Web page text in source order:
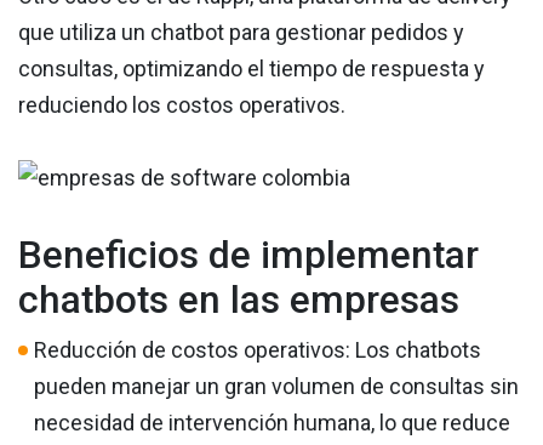
que utiliza un chatbot para gestionar pedidos y
consultas, optimizando el tiempo de respuesta y
reduciendo los costos operativos.
Beneficios de implementar
chatbots en las empresas
Reducción de costos operativos: Los chatbots
pueden manejar un gran volumen de consultas sin
necesidad de intervención humana, lo que reduce